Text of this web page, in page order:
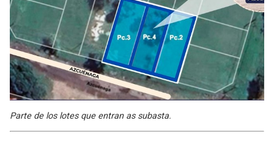
Parte de los lotes que entran as subasta.